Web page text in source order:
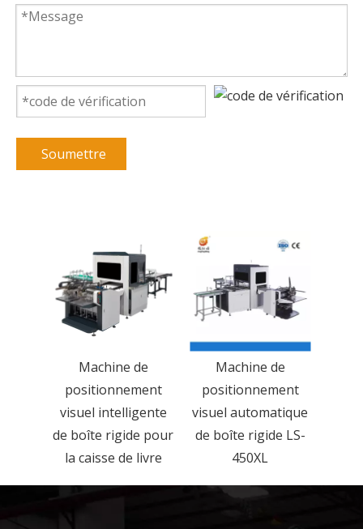
Soumettre
Machine de
positionnement
visuel intelligente
de boîte rigide pour
la caisse de livre
Machine de
positionnement
visuel automatique
de boîte rigide LS-
450XL